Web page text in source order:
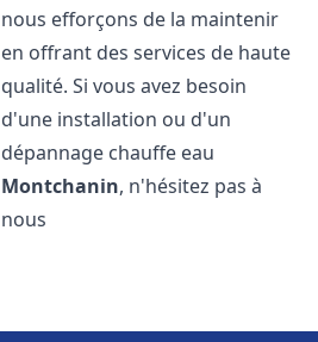
nous efforçons de la maintenir
en offrant des services de haute
qualité. Si vous avez besoin
d'une installation ou d'un
dépannage chauffe eau
Montchanin, n'hésitez pas à
nous